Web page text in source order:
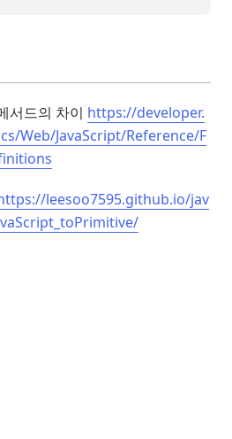
서드의 차이 https://developer.
Web/JavaScript/Reference/F
leesoo7595.github.io/jav